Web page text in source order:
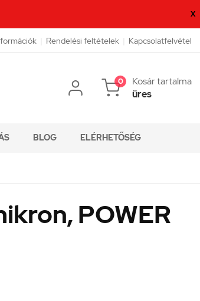
X
Rendelési feltételek Kapcsolatfelvétel
0
Kosár tartalma
üres
BLOG ELÉRHETŐSÉG
POWER